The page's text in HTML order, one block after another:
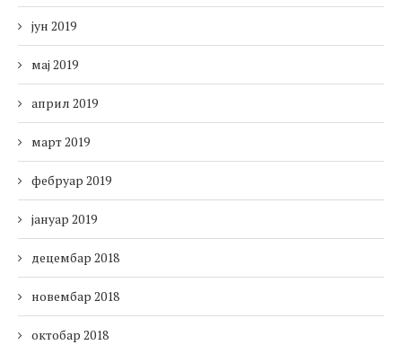
јун 2019
мај 2019
април 2019
март 2019
фебруар 2019
јануар 2019
децембар 2018
новембар 2018
октобар 2018